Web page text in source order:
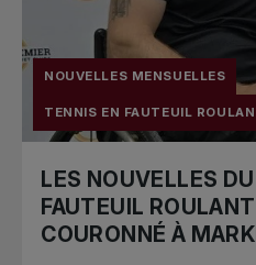
NOUVELLES MENSUELLES
TENNIS EN FAUTEUIL
LES NOUVELLES
FAUTEUIL
COURONNÉ À